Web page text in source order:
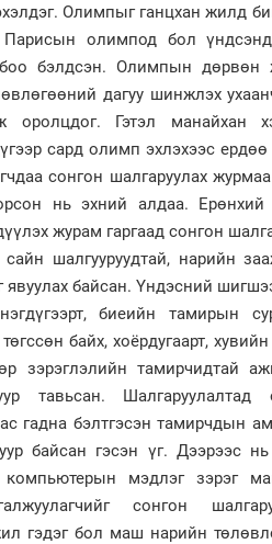
Олимпыг ганцхан жилд
олимпод бол
бэлдсэн. Олимпын дөрвөн
дагуу шинжлэх
оролцдог. Гэтэл манайхан
сард олимп эхлэхээс ердөө
сонгон шалгаруулах журмаа
нь эхний алдаа.
журам гаргаад сонгон
шалгууруудтай, нарийн
байсан. Үндэсний
биеийн тамирын
байх, хоёрдугаарт,
зэрэглэлийн тамирчидтай
тавьсан. Шалгаруулалтад
гадна бэлтгэсэн тамирчдын
байсан гэсэн үг. Дээрээс
мэдлэг зэрэг
сонгон
гэдэг бол маш нарийн